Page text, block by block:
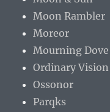
Moon Rambler
Moreor
Mourning Dove
Ordinary Vision
Ossonor
Parqks